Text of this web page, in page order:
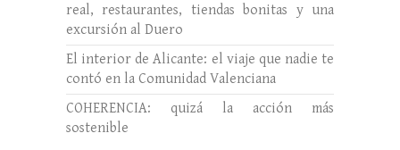
real, restaurantes, tiendas bonitas y una
excursión al Duero
El interior de Alicante: el viaje que nadie te
contó en la Comunidad Valenciana
COHERENCIA: quizá la acción más
sostenible